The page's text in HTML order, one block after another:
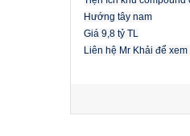
Hướng tây nam
Giá 9,8 tỷ TL
Liên hệ Mr Khải để xem